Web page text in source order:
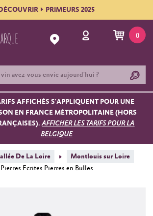
PRIMEURS 2025
0
AFFICHÉS S'APPLIQUENT POUR UNE
EN FRANCE MÉTROPOLITAINE (HORS
AFFICHER LES TARIFS POUR LA
BELGIQUE
De La Loire
Montlouis sur Loire
Ecrites Pierres en Bulles